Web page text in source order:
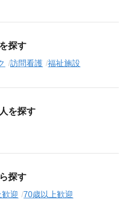
は、豊富な求人情報の中から、あ
簡単に見つけられます。雇用形態
イト・パート）や、勤務地、年
検索も可能です。
をお持ちの方はもちろん、「まず
ださい。
探す
訪問看護 福祉施設
を探す
探す
迎 70歳以上歓迎